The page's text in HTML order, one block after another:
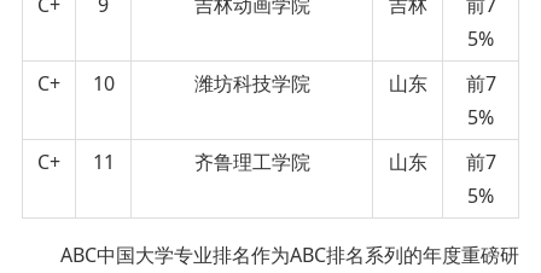
5%
C+
10 潍坊科技学院 山东
前7
5%
C+
11 齐鲁理工学院 山东
前7
5%
ABC中国大学专业排名作为ABC排名系列的年度重磅研